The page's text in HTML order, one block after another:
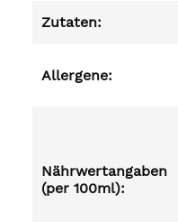
Zutaten:
Allergene:
Nährwertangaben
(per 100ml):